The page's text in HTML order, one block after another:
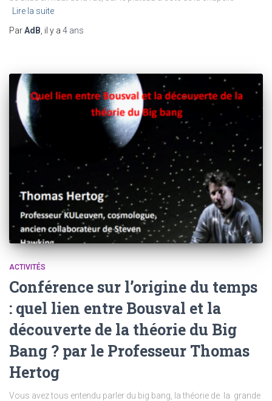
Lire la suite
ParAdB , il y a 4 ans
ACTIVITÉS
Conférence sur l’origine du temps
: quel lien entre Bousval et la
découverte de la théorie du Big
Bang ? par le Professeur Thomas
Hertog
Vous avez tous entendu parler du big bang, la théorie de la grande